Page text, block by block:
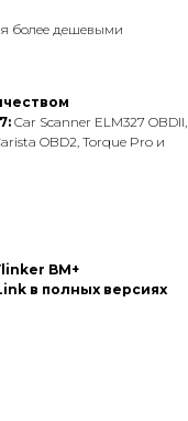
более дешевыми
Car Scanner ELM327 OBDII,
OBD2, Torque Pro и
BM+
в полных версиях